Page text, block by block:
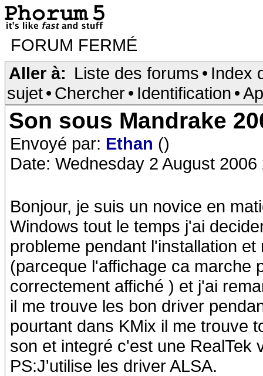
FORUM FERMÉ
Aller à: Liste des forums • Index
sujet• Chercher• Identification •
Son sous Mandrake
Envoyé par: Ethan ()
Date: Wednesday 2 August 2006
Bonjour, je suis un novice en
Windows tout le temps j'ai
probleme pendant l'installation
(parceque l'affichage ca marche
correctement affiché ) et j'ai
il me trouve les bon driver
pourtant dans KMix il me trouve
son et integré c'est une RealTek
PS:J'utilise les driver ALSA.